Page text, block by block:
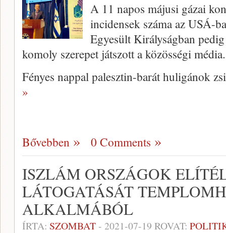
A 11 napos májusi gázai
incidensek száma az USÁ-
Egyesült Királyságban
komoly szerepet játszott a közösségi média.
Fényes nappal palesztin-barát huligánok
»
Bővebben 0 Comments
ISZLÁM ORSZÁGOK
LÁTOGATÁSÁT
ALKALMÁBÓL
ÍRTA: SZOMBAT- 2021-07-19 ROVAT: